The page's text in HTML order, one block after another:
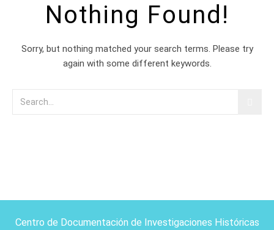
Nothing Found!
Sorry, but nothing matched your search terms. Please try
again with some different keywords.
Centro de Documentación de Investigaciones Históricas